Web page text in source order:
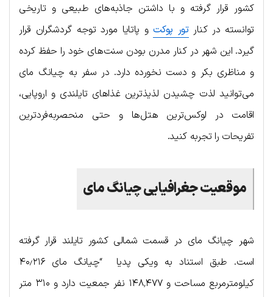
کشور قرار گرفته و با داشتن جاذبه‌های طبیعی و تاریخی
توانسته در کنارتور پوکتو پاتایا مورد توجه گردشگران قرار
گیرد. این شهر در کنار مدرن بودن سنت‌های خود را حفظ کرده
و مناظری بکر و دست نخورده دارد. در سفر به چیانگ مای
می‌توانید لذت چشیدن لذیذترین غذاهای تایلندی و اروپایی،
اقامت در لوکس‌ترین هتل‌ها و حتی منحصربه‌فردترین
تفریحات را تجربه کنید.
موقعیت جغرافیایی چیانگ مای
شهر چیانگ مای در قسمت شمالی کشور تایلند قرار گرفته
است. طبق استناد به ویکی پدیا “چیانگ مای ۴۰٫۲۱۶
کیلومترمربع مساحت و ۱۴۸٬۴۷۷ نفر جمعیت دارد و ۳۱۰ متر